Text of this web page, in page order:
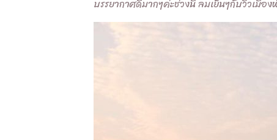
บรรยากาศดีมากๆค่ะช่วงนี้ ลมเย็นๆกับวิวเมือ